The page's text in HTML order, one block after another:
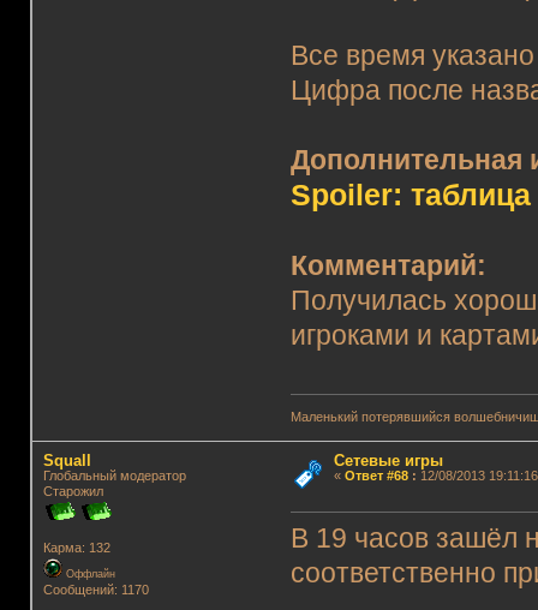
Все время
Цифра после
Spoiler: таблица
Комментарий:
Получилась
игроками и
Маленький потерявшийся
Squall
Глобальный модератор
Старожил
Карма: 132
Оффлайн
Сообщений: 1170
Сетевые игры
« Ответ #68: 12/08/2013
В 19 часов зашёл
соответственно